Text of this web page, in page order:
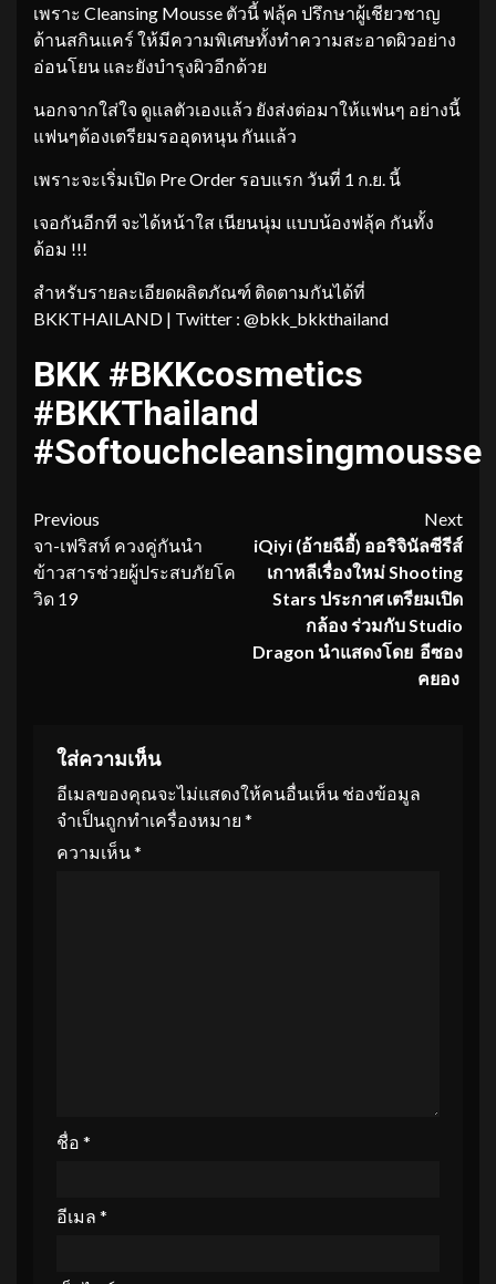
เพราะ Cleansing Mousse ตัวนี้ ฟลุ้ค ปรึกษาผู้เชียวชาญ
ด้านสกินแคร์ ให้มีความพิเศษทั้งทำความสะอาดผิวอย่าง
อ่อนโยน และยังบำรุงผิวอีกด้วย
นอกจากใส่ใจ ดูแลตัวเองแล้ว ยังส่งต่อมาให้แฟนๆ อย่างนี้
แฟนๆต้องเตรียมรออุดหนุน กันแล้ว
เพราะจะเริ่มเปิด Pre Order รอบแรก วันที่ 1 ก.ย. นี้
เจอกันอีกที จะได้หน้าใส เนียนนุ่ม แบบน้องฟลุ้ค กันทั้ง
ด้อม !!!
สำหรับรายละเอียดผลิตภัณฑ์ ติดตามกันได้ที่
BKKTHAILAND | Twitter : @bkk_bkkthailand
BKK #BKKcosmetics
#BKKThailand
#Softouchcleansingmousse
Continue
Reading
Previous
จา-เฟริสท์ ควงคู่กันนำ
ข้าวสารช่วยผู้ประสบภัยโค
วิด 19
Next
iQiyi (อ้ายฉีอี้) ออริจินัลซีรีส์
เกาหลีเรื่องใหม่Shooting
Stars ประกาศ เตรียมเปิด
กล้อง ร่วมกับStudio
Dragon นำแสดงโดย อีซอง
คยอง
ใส่ความเห็น
อีเมลของคุณจะไม่แสดงให้คนอื่นเห็น ช่องข้อมูล
จำเป็นถูกทำเครื่องหมาย *
ความเห็น*
ชื่อ *
อีเมล *